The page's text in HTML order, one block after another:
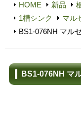
HOME 新品
1槽シンク
マル
BS1-076NH マル
BS1-076NH マ